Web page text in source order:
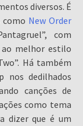
diversos. É
como New Order
com
melhor estilo
Há também
dedilhados
canções de
como tema
dizer que é um